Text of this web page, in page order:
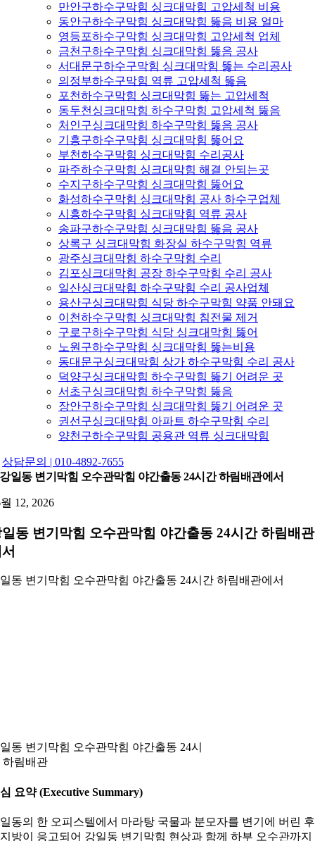
만안구하수구막힘 싱크대막힘 고압세척 비용
동안구하수구막힘 싱크대막힘 뚫음 비용 얼마
영등포하수구막힘 싱크대막힘 고압세척 업체
금천구하수구막힘 싱크대막힘 뚫음 공사
서대문구하수구막힘 싱크대막힘 뚫는 수리공사
의정부하수구막힘 역류 고압세척 뚫음
포천하수구막힘 싱크대막힘 뚫는 고압세척
동두천싱크대막힘 하수구막힘 고압세척 뚫음
처인구싱크대막힘 하수구막힘 뚫음 공사
기흥구하수구막힘 싱크대막힘 뚫어요
부천하수구막힘 싱크대막힘 수리공사
파주하수구막힘 싱크대막힘 해결 안되는곳
수지구하수구막힘 싱크대막힘 뚫어요
화성하수구막힘 싱크대막힘 공사 하수구업체
시흥하수구막힘 싱크대막힘 역류 공사
송파구하수구막힘 싱크대막힘 뚫음 공사
상록구 싱크대막힘 화장실 하수구막힘 역류
광주싱크대막힘 하수구막힘 수리
김포싱크대막힘 공장 하수구막힘 수리 공사
일산싱크대막힘 하수구막힘 수리 공사업체
용산구싱크대막힘 식당 하수구막힘 약품 안돼요
이천하수구막힘 싱크대막힘 침전물 제거
구로구하수구막힘 식당 싱크대막힘 뚫어
노원구하수구막힘 싱크대막힘 뚫는비용
동대문구싱크대막힘 상가 하수구막힘 수리 공사
덕양구싱크대막힘 하수구막힘 뚫기 어려운 곳
서초구싱크대막힘 하수구막힘 뚫음
장안구하수구막힘 싱크대막힘 뚫기 어려운 곳
권선구싱크대막힘 아파트 하수구막힘 수리
양천구하수구막힘 공용관 역류 싱크대막힘
상담문의 | 010-4892-7655
강일동 변기막힘 오수관막힘 야간출동 24시간 하림배관에서
12, 2026
동 변기막힘 오수관막힘 야간출동 24시간 하림배관
동 변기막힘 오수관막힘 야간출동 24시간 하림배관에서
동 변기막힘 오수관막힘 야간출동 24시
하림배관
요약 (Executive Summary)
동의 한 오피스텔에서 마라탕 국물과 분모자를 변기에 버린 후
방이 응고되어 강일동 변기막힘 현상과 함께 하부 오수관까지